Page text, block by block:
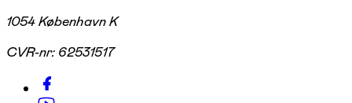
1054 København K
CVR-nr: 62531517